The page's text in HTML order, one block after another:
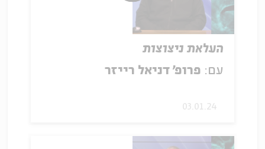
העלאת ניצוצות
עם: פרופ' דניאל רייזר
03.01.24